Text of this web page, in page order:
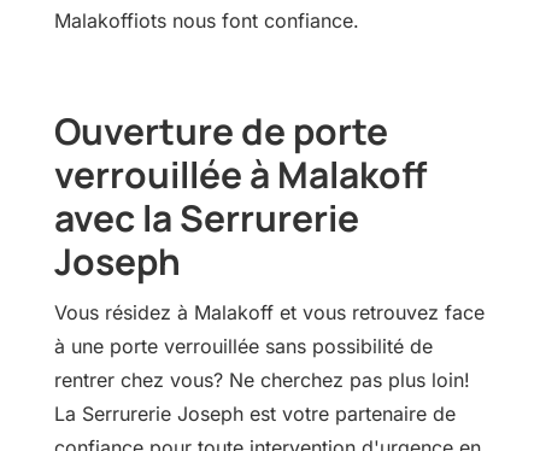
Malakoffiots nous font confiance.
Ouverture de porte
verrouillée à Malakoff
avec la Serrurerie
Joseph
Vous résidez à Malakoff et vous retrouvez face
à une porte verrouillée sans possibilité de
rentrer chez vous? Ne cherchez pas plus loin!
La Serrurerie Joseph est votre partenaire de